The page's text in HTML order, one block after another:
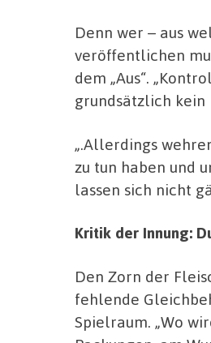
Denn wer – aus
veröffentlichen
dem „Aus“.
grundsätzlich kein
„.Allerdings
zu tun haben und
lassen sich nicht
Kritik der Innung:
Den Zorn der
fehlende
Spielraum. „Wo